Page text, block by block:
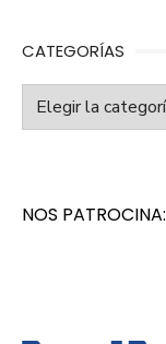
CATEGORÍAS
Categorías
NOS PATROCINA: